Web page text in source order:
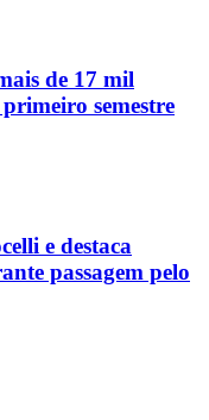
de 17 mil
semestre
e destaca
passagem pelo